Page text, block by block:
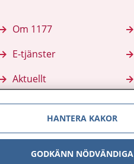
Om 1177
E-tjänster
Aktuellt
HANTERA KAKOR
GODKÄNN NÖDVÄNDIGA